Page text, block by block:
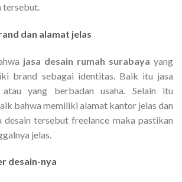
tersebut.
dan alamat jelas
jasa desain rumah surabaya yang
brand sebagai identitas. Baik itu jasa
atau yang berbadan usaha. Selain itu
bahwa memiliki alamat kantor jelas dan
desain tersebut freelance maka pastikan
jelas.
desain-nya